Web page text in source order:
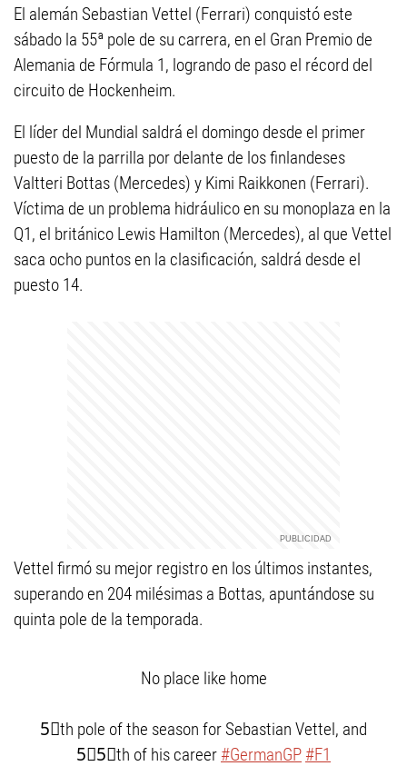
El alemán Sebastian Vettel (Ferrari) conquistó este
sábado la 55ª pole de su carrera, en el Gran Premio de
Alemania de Fórmula 1, logrando de paso el récord del
circuito de Hockenheim.
El líder del Mundial saldrá el domingo desde el primer
puesto de la parrilla por delante de los finlandeses
Valtteri Bottas (Mercedes) y Kimi Raikkonen (Ferrari).
Víctima de un problema hidráulico en su monoplaza en la
Q1, el británico Lewis Hamilton (Mercedes), al que Vettel
saca ocho puntos en la clasificación, saldrá desde el
puesto 14.
Vettel firmó su mejor registro en los últimos instantes,
superando en 204 milésimas a Bottas, apuntándose su
quinta pole de la temporada.
No place like home
5⃣th pole of the season for Sebastian Vettel, and
5⃣5⃣th of his career #GermanGP #F1